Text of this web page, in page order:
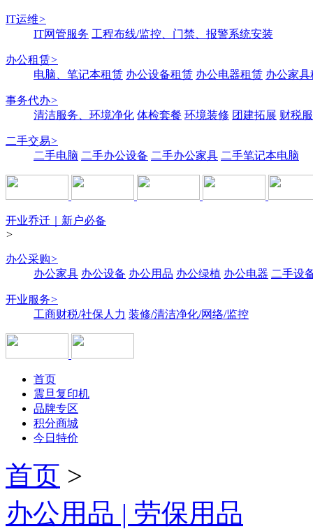
IT运维>
IT网管服务 工程布线/监控、门禁、报警系统安装
办公租赁>
电脑、笔记本租赁 办公设备租赁 办公电器租赁 办公家具
事务代办>
清洁服务、环境净化 体检套餐 环境装修 团建拓展 财税
二手交易>
二手电脑 二手办公设备 二手办公家具 二手笔记本电脑
开业乔迁｜新户必备
>
办公采购>
办公家具 办公设备 办公用品 办公绿植 办公电器 二手设
开业服务>
工商财税/社保人力 装修/清洁净化/网络/监控
首页
震旦复印机
品牌专区
积分商城
今日特价
首页 >
办公用品 | 劳保用品